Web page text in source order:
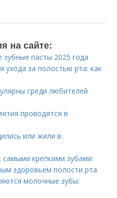
на сайте:
пасты 2025 года
ухода за полостью рта: как
среди любителей
проводятся в
или жили в
крепкими зубами:
здоровьем полости рта
молочные зубы: